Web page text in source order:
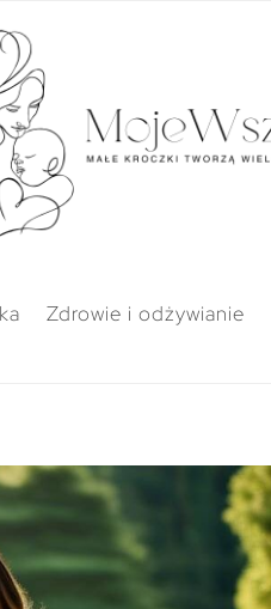
Zdrowie i odżywianie